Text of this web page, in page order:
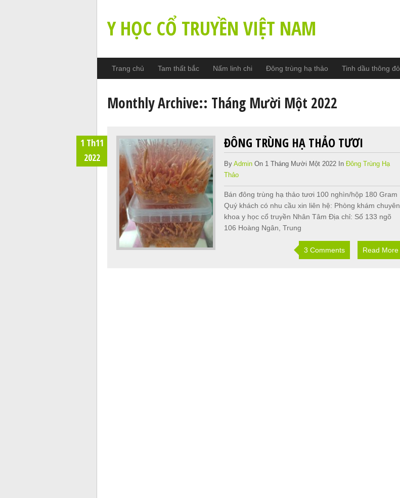
Y HỌC CỔ TRUYỀN VIỆT NAM
Trang chủ Tam thất bắc Nấm linh chi Đông trùng hạ thảo Tinh dầu thông đỏ
Monthly Archive:: Tháng Mười Một 2022
1 Th11
2022
ĐÔNG TRÙNG HẠ THẢO TƯƠI
ByAdmin On 1 Tháng Mười Một 2022 InĐông Trùng Hạ
Thảo
Bán đông trùng hạ thảo tươi 100 nghìn/hộp 180 Gram
Quý khách có nhu cầu xin liên hệ: Phòng khám chuyên
khoa y học cổ truyền Nhân Tâm Địa chỉ: Số 133 ngõ
106 Hoàng Ngân, Trung
3 Comments Read More